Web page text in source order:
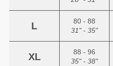
L
80 - 88
31" - 35"
XL
88 - 96
35" - 38"